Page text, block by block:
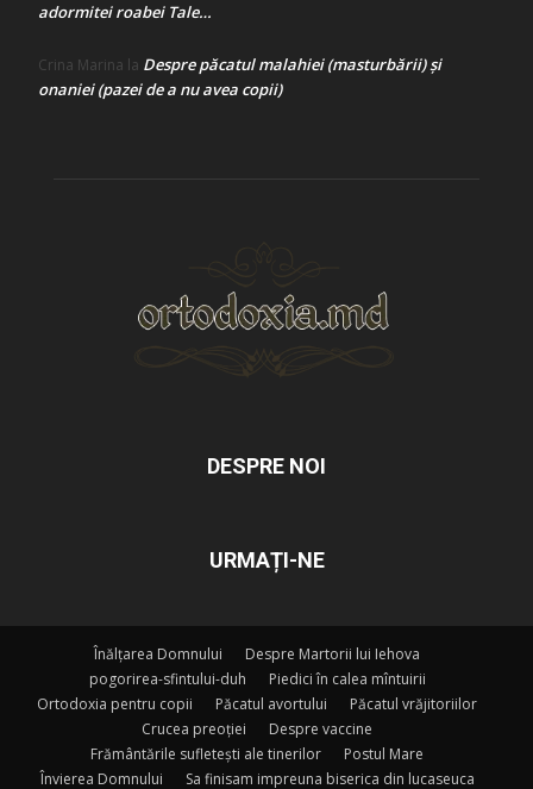
adormitei roabei Tale…
Crina Marina la Despre păcatul malahiei (masturbării) şi
onaniei (pazei de a nu avea copii)
DESPRE NOI
URMAȚI-NE
Înălțarea Domnului
Despre Martorii lui Iehova
pogorirea-sfintului-duh
Piedici în calea mîntuirii
Ortodoxia pentru copii
Păcatul avortului
Păcatul vrăjitoriilor
Crucea preoției
Despre vaccine
Frământările sufletești ale tinerilor
Postul Mare
Învierea Domnului
Sa finisam impreuna biserica din lucaseuca